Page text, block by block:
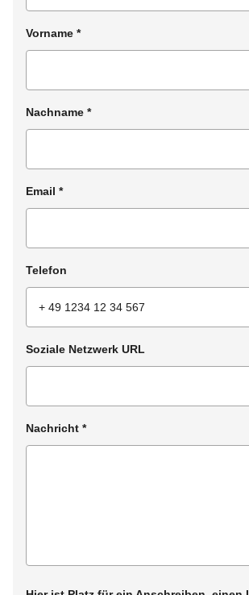
Vorname *
Nachname *
Email *
Telefon
Soziale Netzwerk URL
Nachricht *